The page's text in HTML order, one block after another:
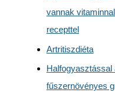
vannak
recepttel
Artritiszdiéta
fűszernövényes